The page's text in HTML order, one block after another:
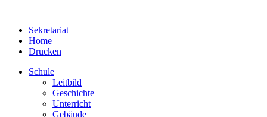
Sekretariat
Home
Drucken
Schule
Leitbild
Geschichte
Unterricht
Gebäude